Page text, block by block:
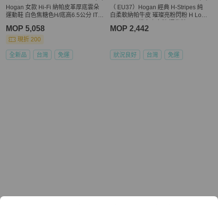
Hogan 女款 Hi-Fi 納帕皮革厚底雲朵
運動鞋 白色焦糖色H/底高6.5公分 IT3
MOP 5,058
現折 200
全新品 台灣 免運
（ EU37）Hogan 經典 H-Stripes 純
白柔軟納帕牛皮 璀璨亮粉閃粉 H Log
MOP 2,442
狀況良好 台灣 免運